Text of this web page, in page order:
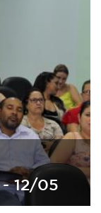
12/05